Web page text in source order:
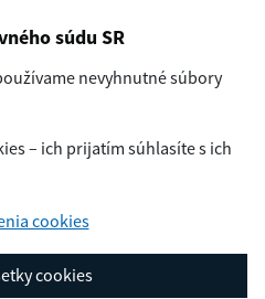
súdu SR
nevyhnutné súbory
– ich prijatím súhlasíte s ich
cookies
cookies